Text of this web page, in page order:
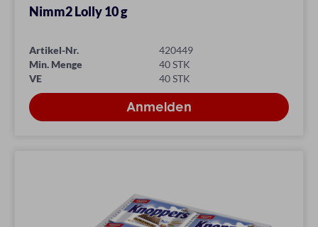
Nimm2 Lolly 10 g
Artikel-Nr.
420449
Min. Menge
40 STK
VE
40 STK